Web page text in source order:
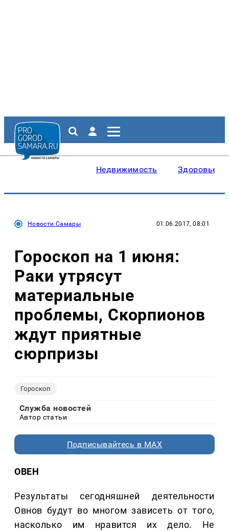
Недвижимость Здоровье
Новости Самары 01.06.2017, 08:01
Гороскоп на 1 июня:
Раки утрясут
материальные
проблемы, Скорпионов
ждут приятные
сюрпризы
Гороскоп
Служба новостей
Автор статьи
Подписывайтесь в MAX
ОВЕН
Результаты сегодняшней деятельности
Овнов будут во многом зависеть от того,
насколько им нравится их дело. Не